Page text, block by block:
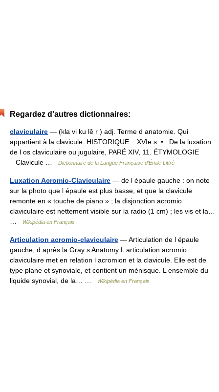
Regardez d'autres dictionnaires:
claviculaire — (kla vi ku lê r ) adj. Terme d anatomie. Qui
appartient à la clavicule. HISTORIQUE XVIe s. • De la luxation
de l os claviculaire ou jugulaire, PARÉ XIV, 11. ÉTYMOLOGIE
Clavicule …
Dictionnaire de la Langue Française d'Émile Littré
Luxation Acromio-Claviculaire — de l épaule gauche : on note
sur la photo que l épaule est plus basse, et que la clavicule
remonte en « touche de piano » ; la disjonction acromio
claviculaire est nettement visible sur la radio (1 cm) ; les vis et la…
Wikipédia en Français
Articulation acromio-claviculaire — Articulation de l épaule
gauche, d après la Gray s Anatomy L articulation acromio
claviculaire met en relation l acromion et la clavicule. Elle est de
type plane et synoviale, et contient un ménisque. L ensemble du
liquide synovial, de la… …
Wikipédia en Français